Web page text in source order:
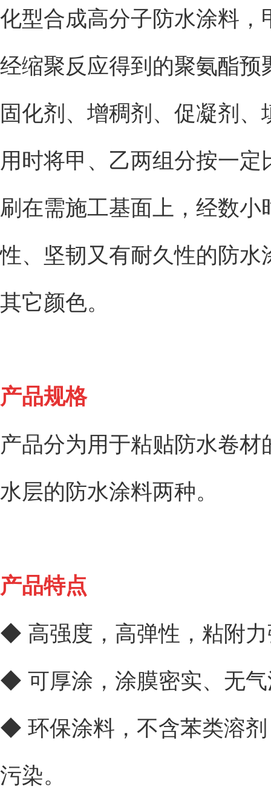
化型合成高分子防水涂料
经缩聚反应得到的聚氨酯
固化剂、增稠剂、促凝剂
用时将甲、乙两组分按一
刷在需施工基面上，经数
性、坚韧又有耐久性的防
其它颜色。
产品规格
产品分为用于粘贴防水卷
水层的防水涂料两种。
产品特点
◆ 高强度，高弹性，粘附
◆ 可厚涂，涂膜密实、无
◆ 环保涂料，不含苯类溶
污染。